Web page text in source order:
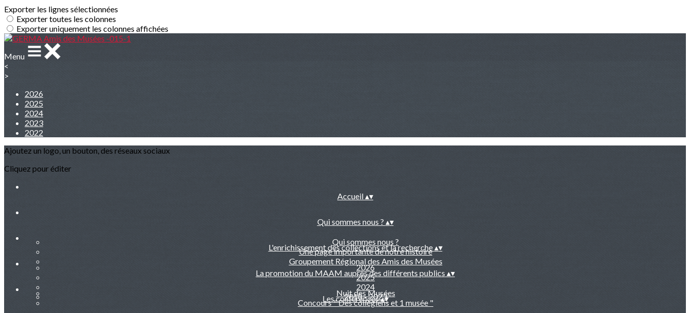
Exporter les lignes sélectionnées
Exporter toutes les colonnes
Exporter uniquement les colonnes affichées
Menu
<
>
2026
2025
2024
2023
2022
Ajoutez un logo, un bouton, des réseaux sociaux
Cliquez pour éditer
Accueil▴▾
Qui sommes nous ? ▴▾
Qui sommes nous ?
Une page importante de notre histoire
Groupement Régional des Amis des Musées
L'enrichissement des collections et la recherche▴▾
2026
2025
2024
2018 - 2023
La promotion du MAAM auprès des différents publics ▴▾
Nuit des Musées
Concours " Des collégiens et 1 musée "
Les conférences▴▾